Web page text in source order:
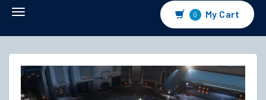
Toggle
0 My Cart